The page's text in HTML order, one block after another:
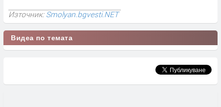
Източник:Smolyan.bgvesti.NET
Видеа по темата